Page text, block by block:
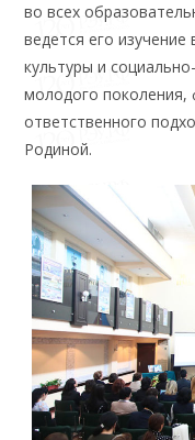
во всех
ведется его
культуры и
молодого
ответственного
Родиной.